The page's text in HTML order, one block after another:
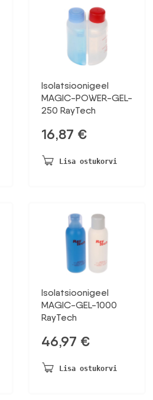
Isolatsioonigeel
MAGIC-POWER-GEL-
250 RayTech
16,87 €
Lisa ostukorvi
Isolatsioonigeel
MAGIC-GEL-1000
RayTech
46,97 €
Lisa ostukorvi